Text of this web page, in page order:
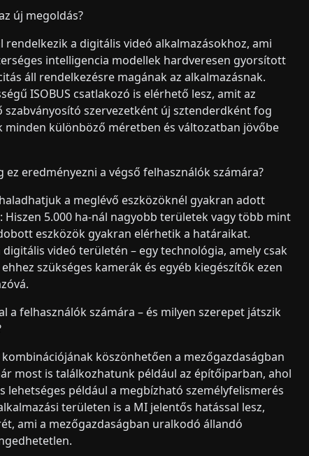
új megoldás?
a digitális videó alkalmazásokhoz, ami
intelligencia modellek hardveresen gyorsított
áll rendelkezésre magának az alkalmazásnak.
ISOBUS csatlakozó is elérhető lesz, amit az
szervezetként új sztenderdként fog
minden különböző méretben és változatban jövőbe
eredményezni a végső felhasználók számára?
a meglévő eszközöknél gyakran adott
5.000 ha-nál nagyobb területek vagy több mint
eszközök gyakran elérhetik a határaikat.
videó területén – egy technológia, amely csak
szükséges kamerák és egyéb kiegészítők ezen
a felhasználók számára – és milyen szerepet játszik
köszönhetően a mezőgazdaságban
most is találkozhatunk például az építőiparban, ahol
például a megbízható személyfelismerés
területen is a MI jelentős hatással lesz,
ami a mezőgazdaságban uralkodó állandó